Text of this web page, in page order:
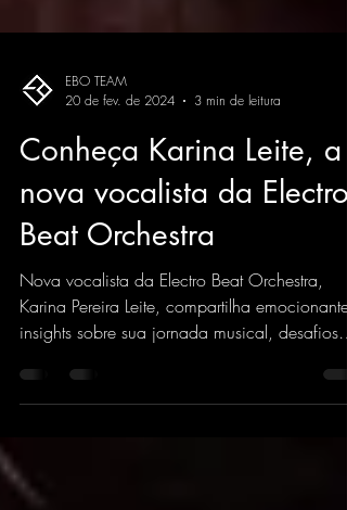
EBO TEAM
20 de fev. de 2024
3 min de leitura
Conheça Karina Leite, a
nova vocalista da Electro
Beat Orchestra
Nova vocalista da Electro Beat Orchestra,
insights sobre sua jornada musical, desafios
super